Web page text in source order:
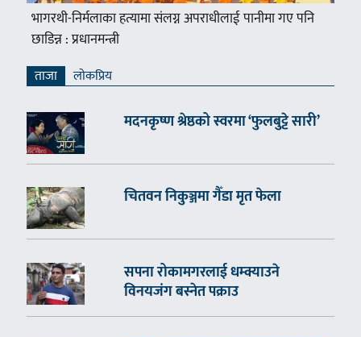
भागरथी-निर्मलाका हत्यामा संलग्न अपराधीलाई पानीमा गए पनि
छाडिन्न : प्रधानमन्त्री
ताजा लाेकप्रिय
मदनकृष्ण श्रेष्ठको स्वरमा ‘फुलबुट्टे सारी’
चितवन निकुञ्जमा गैँडा मृत फेला
सपना रोकामगरलाई धम्क्याउने
विनयजंग बस्नेत पक्राउ